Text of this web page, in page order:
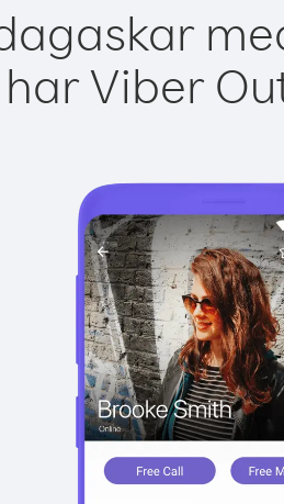
Viber